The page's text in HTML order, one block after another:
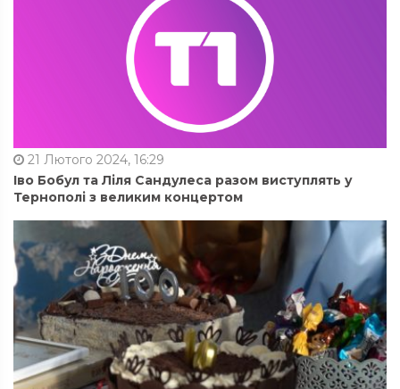
21 Лютого 2024, 16:29
Іво Бобул та Ліля Сандулеса разом виступлять у
Тернополі з великим концертом